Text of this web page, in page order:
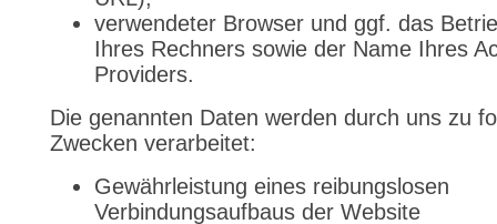
verwendeter Browser und ggf. das
Ihres Rechners sowie der Name Ihres
Providers.
Die genannten Daten werden durch uns zu
Zwecken verarbeitet:
Gewährleistung eines reibungslosen
Verbindungsaufbaus der Website